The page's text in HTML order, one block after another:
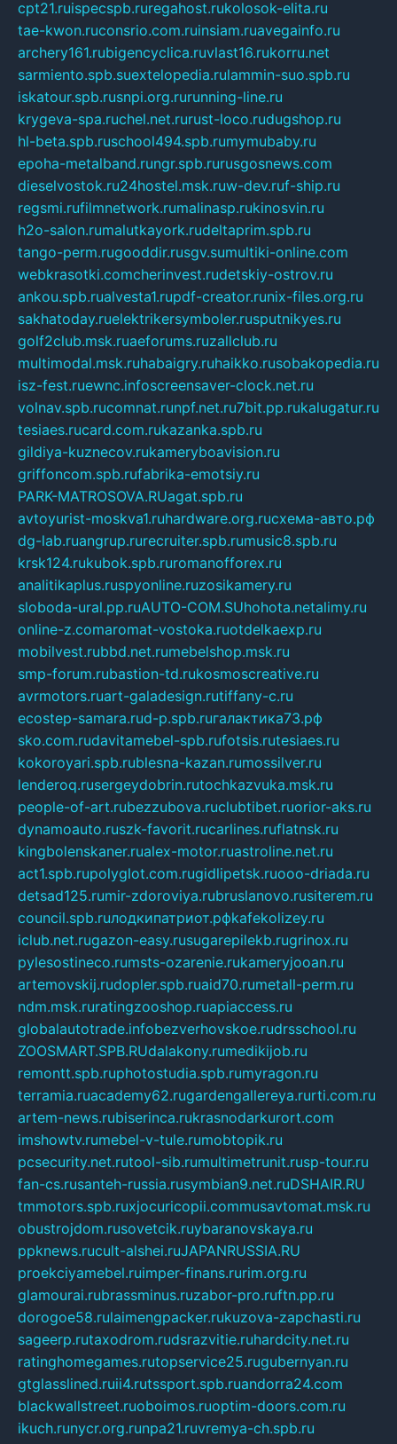
cpt21.ruispecspb.ruregahost.rukolosok-elita.ru
tae-kwon.ruconsrio.com.ruinsiam.ruavegainfo.ru
archery161.rubigencyclica.ruvlast16.rukorru.net
sarmiento.spb.suextelopedia.rulammin-suo.spb.ru
iskatour.spb.rusnpi.org.rurunning-line.ru
krygeva-spa.ruchel.net.rurust-loco.rudugshop.ru
hl-beta.spb.ruschool494.spb.rumymubaby.ru
epoha-metalband.rungr.spb.rurusgosnews.com
dieselvostok.ru24hostel.msk.ruw-dev.ruf-ship.ru
regsmi.rufilmnetwork.rumalinasp.rukinosvin.ru
h2o-salon.rumalutkayork.rudeltaprim.spb.ru
tango-perm.rugooddir.rusgv.sumultiki-online.com
webkrasotki.comcherinvest.rudetskiy-ostrov.ru
ankou.spb.rualvesta1.rupdf-creator.runix-files.org.ru
sakhatoday.ruelektrikersymboler.rusputnikyes.ru
golf2club.msk.ruaeforums.ruzallclub.ru
multimodal.msk.ruhabaigry.ruhaikko.rusobakopedia.ru
isz-fest.ruewnc.infoscreensaver-clock.net.ru
volnav.spb.rucomnat.runpf.net.ru7bit.pp.rukalugatur.ru
tesiaes.rucard.com.rukazanka.spb.ru
gildiya-kuznecov.rukameryboavision.ru
griffoncom.spb.rufabrika-emotsiy.ru
PARK-MATROSOVA.RUagat.spb.ru
avtoyurist-moskva1.ruhardware.org.ruсхема-авто.рф
dg-lab.ruangrup.rurecruiter.spb.rumusic8.spb.ru
krsk124.rukubok.spb.ruromanofforex.ru
analitikaplus.ruspyonline.ruzosikamery.ru
sloboda-ural.pp.ruAUTO-COM.SUhohota.netalimy.ru
online-z.comaromat-vostoka.ruotdelkaexp.ru
mobilvest.rubbd.net.rumebelshop.msk.ru
smp-forum.rubastion-td.rukosmoscreative.ru
avrmotors.ruart-galadesign.rutiffany-c.ru
ecostep-samara.rud-p.spb.ruгалактика73.рф
sko.com.rudavitamebel-spb.rufotsis.rutesiaes.ru
kokoroyari.spb.rublesna-kazan.rumossilver.ru
lenderoq.rusergeydobrin.rutochkazvuka.msk.ru
people-of-art.rubezzubova.ruclubtibet.ruorior-aks.ru
dynamoauto.ruszk-favorit.rucarlines.ruflatnsk.ru
kingbolenskaner.rualex-motor.ruastroline.net.ru
act1.spb.rupolyglot.com.rugidlipetsk.ruooo-driada.ru
detsad125.rumir-zdoroviya.rubruslanovo.rusiterem.ru
council.spb.ruлодкипатриот.рфkafekolizey.ru
iclub.net.rugazon-easy.rusugarepilekb.rugrinox.ru
pylesostineco.rumsts-ozarenie.rukameryjooan.ru
artemovskij.rudopler.spb.ruaid70.rumetall-perm.ru
ndm.msk.ruratingzooshop.ruapiaccess.ru
globalautotrade.infobezverhovskoe.rudrsschool.ru
ZOOSMART.SPB.RUdalakony.rumedikijob.ru
remontt.spb.ruphotostudia.spb.rumyragon.ru
terramia.ruacademy62.rugardengallereya.rurti.com.ru
artem-news.rubiserinca.rukrasnodarkurort.com
imshowtv.rumebel-v-tule.rumobtopik.ru
pcsecurity.net.rutool-sib.rumultimetrunit.rusp-tour.ru
fan-cs.rusanteh-russia.rusymbian9.net.ruDSHAIR.RU
tmmotors.spb.ruxjocuricopii.commusavtomat.msk.ru
obustrojdom.rusovetcik.ruybaranovskaya.ru
ppknews.rucult-alshei.ruJAPANRUSSIA.RU
proekciyamebel.ruimper-finans.rurim.org.ru
glamourai.rubrassminus.ruzabor-pro.ruftn.pp.ru
dorogoe58.rulaimengpacker.rukuzova-zapchasti.ru
sageerp.rutaxodrom.rudsrazvitie.ruhardcity.net.ru
ratinghomegames.rutopservice25.rugubernyan.ru
gtglasslined.ruii4.rutssport.spb.ruandorra24.com
blackwallstreet.ruoboimos.ruoptim-doors.com.ru
ikuch.runycr.org.runpa21.ruvremya-ch.spb.ru